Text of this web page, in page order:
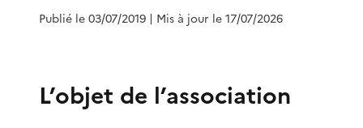
Publié le 03/07/2019 | Mis à jour le 17/07/2026
L’objet de l’association